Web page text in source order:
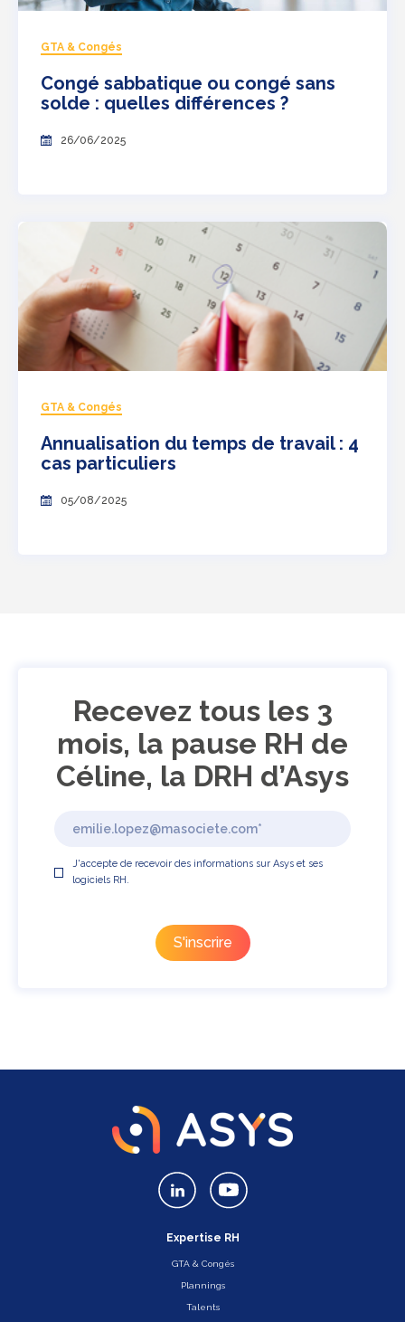
GTA & Congés
Congé sabbatique ou congé sans
solde : quelles différences ?
26/06/2025
GTA & Congés
Annualisation du temps de travail : 4
cas particuliers
05/08/2025
Recevez tous les 3
mois, la pause RH de
Céline, la DRH d’Asys
J'accepte de recevoir des informations sur Asys et ses
logiciels RH.
Expertise RH
GTA & Congés
Plannings
Talents